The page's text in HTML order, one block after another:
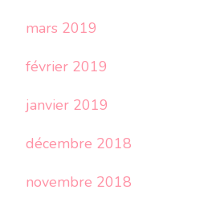
mars 2019
février 2019
janvier 2019
décembre 2018
novembre 2018